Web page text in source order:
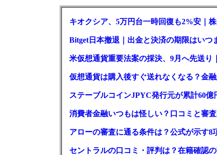
キオクシア、5万円台一時回復も2%安｜
Bitget日本撤退｜出金と決済の期限はいつ
米仮想通貨重要法案の採決、9月へ先送り
仮想通貨は購入後すぐ送れなくなる？金
ステーブルコインJPYC発行元が累計60
消費者金融いつもは怪しい？口コミと審
アローの審査に通る条件は？公式が示す8
セントラルの口コミ・評判は？在籍確認